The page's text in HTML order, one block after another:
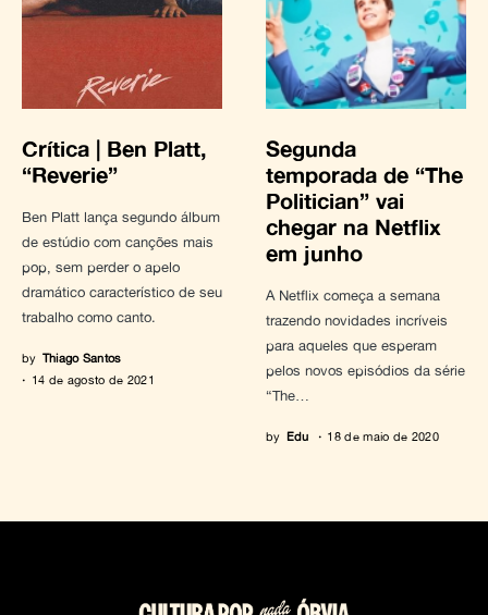
Crítica | Ben Platt,
“Reverie”
Ben Platt lança segundo álbum
de estúdio com canções mais
pop, sem perder o apelo
dramático característico de seu
trabalho como canto.
by Thiago Santos
14 de agosto de 2021
Segunda
temporada de “The
Politician” vai
chegar na Netflix
em junho
A Netflix começa a semana
trazendo novidades incríveis
para aqueles que esperam
pelos novos episódios da série
“The…
by Edu 18 de maio de 2020